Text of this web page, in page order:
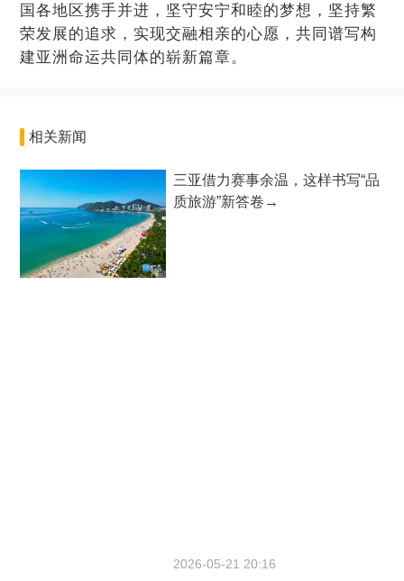
国各地区携手并进，坚守安宁和睦的梦想，坚持繁
荣发展的追求，实现交融相亲的心愿，共同谱写构
建亚洲命运共同体的崭新篇章。
相关新闻
三亚借力赛事余温，这样书写“品
质旅游”新答卷→
2026-05-21 20:16